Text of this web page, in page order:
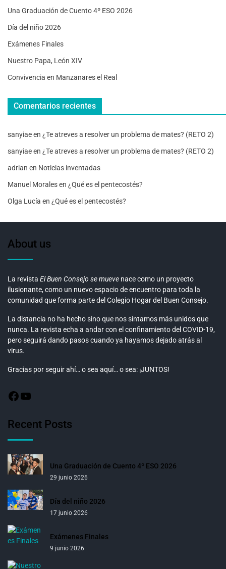
Una Graduación de Cuento 4º ESO 2026
Día del niño 2026
Exámenes Finales
Nuestro Papa, León XIV
Convivencia en Manzanares el Real
Comentarios recientes
sanyiaeen ¿Te atreves a resolver un problema de mates? (RETO 2)
sanyiaeen ¿Te atreves a resolver un problema de mates? (RETO 2)
adrian en Noticias inventadas
Manuel Moralesen ¿Qué es el pentecostés?
Olga Lucía en ¿Qué es el pentecostés?
About us
La revista El Buen Consejo se mueve nace como un proyecto
ilusionante, como un nuevo espacio de encuentro para toda la
comunidad que forma parte del Colegio Hogar del Buen Consejo.
La distancia no ha hecho sino que nos sintamos más unidos que
nunca. La revista echa a andar con el confinamiento del COVID-19,
pero seguirá dando pasos cuando ya hayamos dejado atrás al
virus.
Gracias por seguir ahí… o sea aquí… o sea: ¡JUNTOS!
Recent Posts
Una Graduación de Cuento 4º ESO 2026
29 junio 2026
Día del niño 2026
17 junio 2026
Exámenes Finales
9 junio 2026